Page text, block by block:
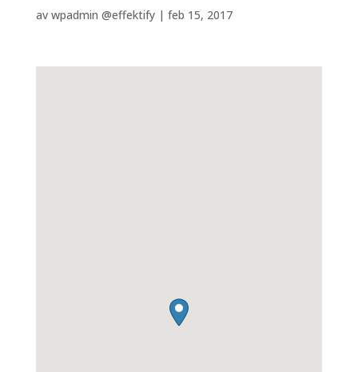
av wpadmin @effektify| feb 15, 2017